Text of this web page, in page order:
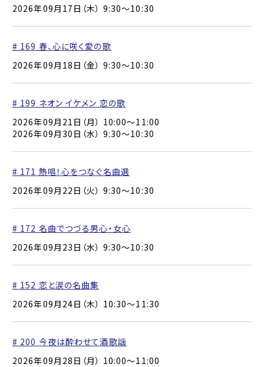
2026年09月17日（木） 9:30〜10:30
# 169 春、心に咲く愛の歌
2026年09月18日（金） 9:30〜10:30
# 199 ネオン イケメン 恋の歌
2026年09月21日（月） 10:00〜11:00
2026年09月30日（水） 9:30〜10:30
# 171 熱唱！心をつなぐ名曲選
2026年09月22日（火） 9:30〜10:30
# 172 名曲でつづる男心・女心
2026年09月23日（水） 9:30〜10:30
# 152 恋と涙の名曲集
2026年09月24日（木） 10:30〜11:30
# 200 今夜は酔わせて酒歌謡
2026年09月28日（月） 10:00〜11:00